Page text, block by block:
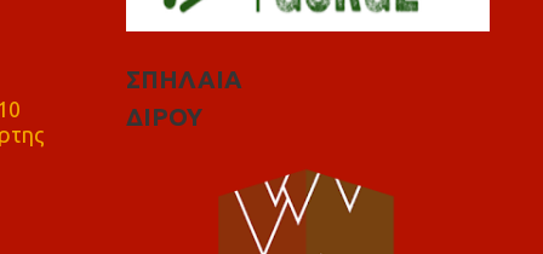
ΣΠΗΛΑΙΑ
ΔΙΡΟΥ